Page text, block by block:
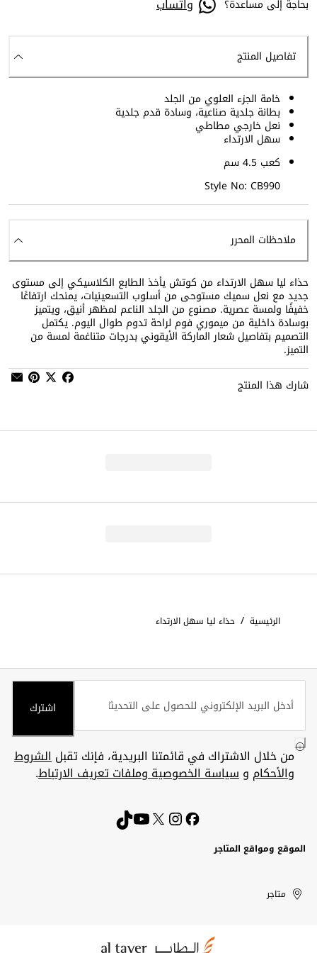
بحاجة إلى مساعدة؟
تفاصيل المنتج
خامة الجزء العلوي من الجلد
بطانة جلدية صناعية، وسادة قدم جلدية
نعل خارجي مطاطي
سهل الارتداء
كعب 4.5 سم
Style No: CB990
ملاحظات المحرر
حذاء ليا سهل الارتداء من كوتش يأخذ الطابع الكلاسيكي إلى مستوى
جديد مع نعل سميك مستوحى من أسلوب التسعينيات، يمنحك ارتفاعًا
خفيفًا ولمسة عصرية. مصنوع من الجلد الناعم لمظهر أنيق، ويتميز
بوسادة داخلية من ميموري فوم لراحة تدوم طوال اليوم. يكتمل
التصميم بتفاصيل شعار الماركة الأيقوني بدرجات متناغمة لمسة من
التميز.
شارك هذا المنتج
الرئيسية / حذاء ليا سهل الارتداء
اشترك
من خلال الاشتراك في قائمتنا البريدية، فإنك تقبلالشروط
والأحكام وسياسة الخصوصية وملفات تعريف الارتباط.
الموقع ومواقع المتاجر
United
Arab
Kuwait
الإمارات
العربية
الكويت
متاجر